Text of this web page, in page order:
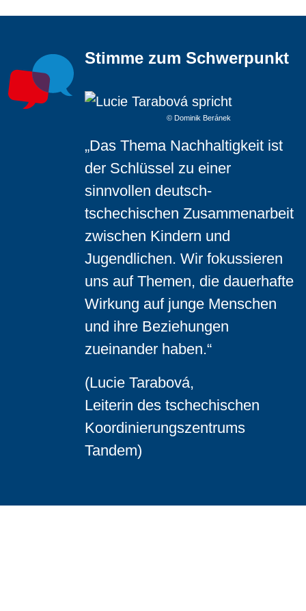
Stimme zum Schwerpunkt
© Dominik Beránek
„Das Thema Nachhaltigkeit ist
der Schlüssel zu einer
sinnvollen deutsch-
tschechischen Zusammenarbeit
zwischen Kindern und
Jugendlichen. Wir fokussieren
uns auf Themen, die dauerhafte
Wirkung auf junge Menschen
und ihre Beziehungen
zueinander haben.“
(Lucie Tarabová,
Leiterin des tschechischen
Koordinierungszentrums
Tandem)